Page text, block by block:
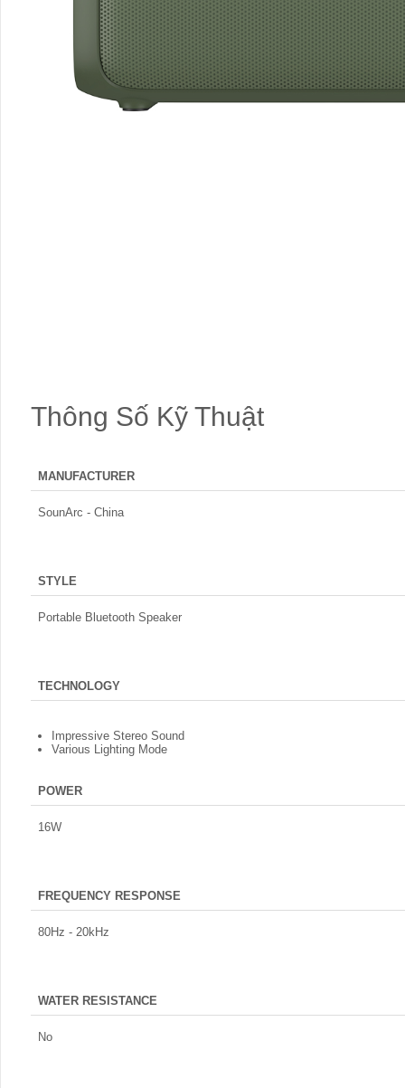
Thông Số Kỹ Thuật
MANUFACTURER
SounArc - China
STYLE
Portable Bluetooth Speaker
TECHNOLOGY
Impressive Stereo Sound
Various Lighting Mode
POWER
16W
FREQUENCY RESPONSE
80Hz - 20kHz
WATER RESISTANCE
No